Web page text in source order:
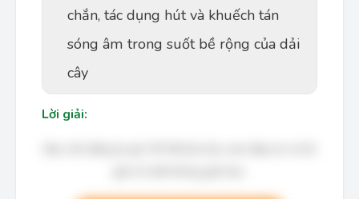
chắn, tác dụng hút và khuếch tán
sóng âm trong suốt bề rộng của dải
cây
Lời giải: